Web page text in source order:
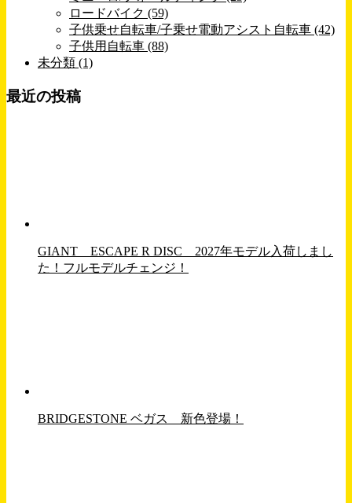
ロードバイク (59)
子供乗せ自転車/子乗せ電動アシスト自転車 (42)
子供用自転車 (88)
未分類 (1)
最近の投稿
GIANT ESCAPE R DISC 2027年モデル入荷しまし
た！フルモデルチェンジ！
BRIDGESTONE ベガス 新色登場！